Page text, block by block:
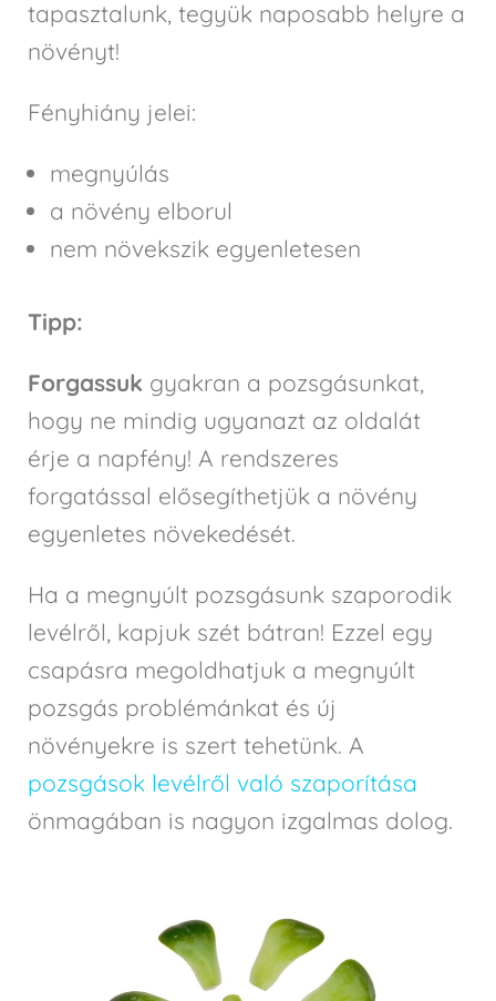
tapasztalunk, tegyük naposabb helyre a
növényt!
Fényhiány jelei:
megnyúlás
a növény elborul
nem növekszik egyenletesen
Tipp:
Forgassuk gyakran a pozsgásunkat,
hogy ne mindig ugyanazt az oldalát
érje a napfény! A rendszeres
forgatással elősegíthetjük a növény
egyenletes növekedését.
Ha a megnyúlt pozsgásunk szaporodik
levélről, kapjuk szét bátran! Ezzel egy
csapásra megoldhatjuk a megnyúlt
pozsgás problémánkat és új
növényekre is szert tehetünk. A
pozsgások levélről való szaporítása
önmagában is nagyon izgalmas dolog.